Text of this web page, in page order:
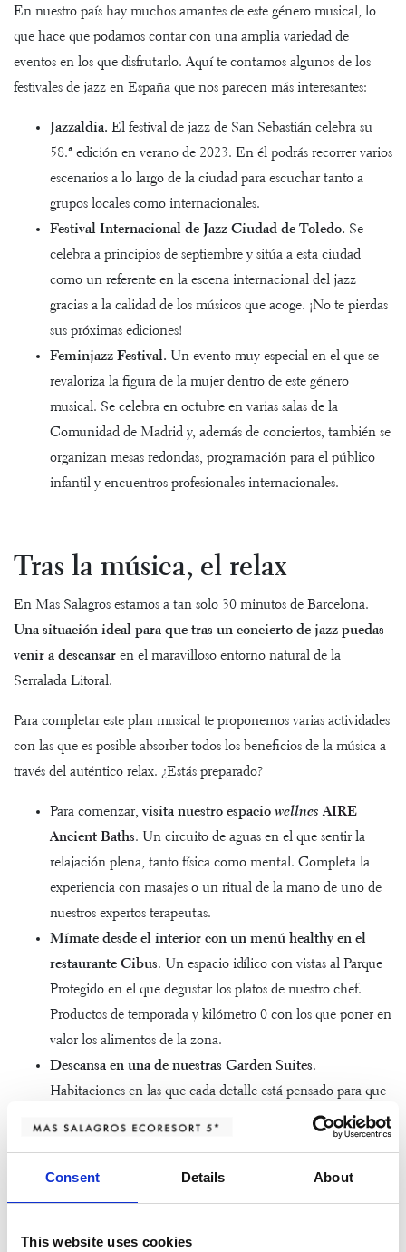
Consent Details About
This website uses cookies
En nuestro país hay muchos amantes de este género musical, lo
que hace que podamos contar con una amplia variedad de
eventos en los que disfrutarlo. Aquí te contamos algunos de los
festivales de jazz en España que nos parecen más interesantes:
Jazzaldia. El festival de jazz de San Sebastián celebra su
58.ª edición en verano de 2023. En él podrás recorrer varios
escenarios a lo largo de la ciudad para escuchar tanto a
grupos locales como internacionales.
Festival Internacional de Jazz Ciudad de Toledo. Se
celebra a principios de septiembre y sitúa a esta ciudad
como un referente en la escena internacional del jazz
gracias a la calidad de los músicos que acoge. ¡No te pierdas
sus próximas ediciones!
Feminjazz Festival. Un evento muy especial en el que se
revaloriza la figura de la mujer dentro de este género
musical. Se celebra en octubre en varias salas de la
Comunidad de Madrid y, además de conciertos, también se
organizan mesas redondas, programación para el público
infantil y encuentros profesionales internacionales.
Tras la música, el relax
En Mas Salagros estamos a tan solo 30 minutos de Barcelona.
Una situación ideal para que tras un concierto de jazz puedas
venir a descansar en el maravilloso entorno natural de la
Serralada Litoral.
Para completar este plan musical te proponemos varias actividades
con las que es posible absorber todos los beneficios de la música a
través del auténtico relax. ¿Estás preparado?
Para comenzar, visita nuestro espacio wellnesAIRE
Ancient Baths. Un circuito de aguas en el que sentir la
relajación plena, tanto física como mental. Completa la
experiencia con masajes o un ritual de la mano de uno de
nuestros expertos terapeutas.
Mímate desde el interior con un menú healthy en el
restaurante Cibus. Un espacio idílico con vistas al Parque
Protegido en el que degustar los platos de nuestro chef.
Productos de temporada y kilómetro 0 con los que poner en
valor los alimentos de la zona.
Descansa en una de nuestras Garden Suites.
Habitaciones en las que cada detalle está pensado para que
. Cada
habitación cuenta con un porche desde el que podrás
vino y algunas de sus especialidades.